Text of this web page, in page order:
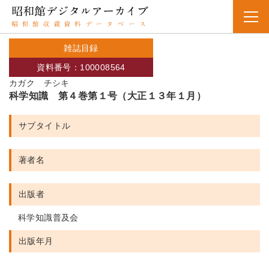
雑誌目録
カガク チシキ
資料番号：100008564
科学知識 第４巻第１号（大正１３年１月）
サブタイトル
著者名
出版者
科学知識普及会
出版年月